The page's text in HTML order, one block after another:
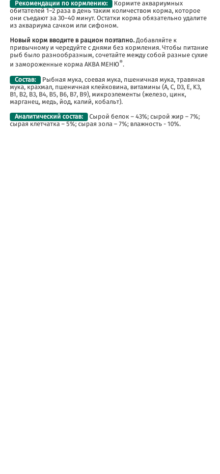
Рекомендации по кормлению:
Кормите аквариумных
обитателей 1–2 раза в день таким количеством корма, которое
они съедают за 30–40 минут. Остатки корма обязательно удалите
из аквариума сачком или сифоном.
Новый корм вводите в рацион поэтапно.Добавляйте к
привычному и чередуйте с днями без кормления. Чтобы питание
рыб было разнообразным, сочетайте между собой разные сухие
и замороженные корма АКВА МЕНЮ®.
Состав:
Рыбная мука, соевая мука, пшеничная мука, травяная
мука, крахмал, пшеничная клейковина, витамины (A, C, D3, E, K3,
B1, B2, B3, B4, B5, B6, B7, B9), микроэлементы (железо, цинк,
марганец, медь, йод, калий, кобальт).
Аналитический состав:
Сырой белок – 43%; сырой жир – 7%;
сырая клетчатка – 5%; сырая зола – 7%; влажность - 10%.